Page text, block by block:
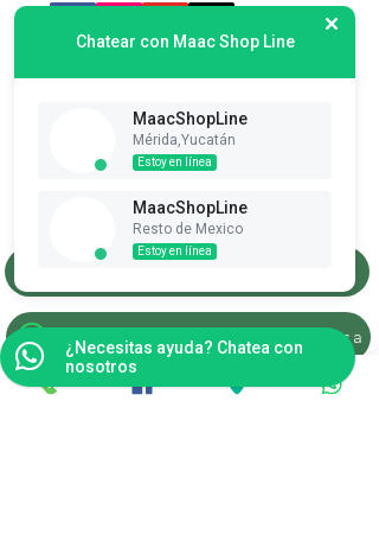
Suscribete es Gratis
Ver puntos
Resto de la Republica
Chatear con Maac Shop Line
MaacShopLine
Mérida,Yucatán
Estoy en línea
MaacShopLine
Resto de Mexico
Estoy en línea
¿Necesitas ayuda? Chatea con
nosotros